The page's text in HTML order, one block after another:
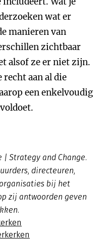
wat er
manieren van
zichtbaar
alsof ze er niet zijn.
aan al die
een enkelvoudig
Strategy and Change.
directeuren,
bij het
zij antwoorden geven